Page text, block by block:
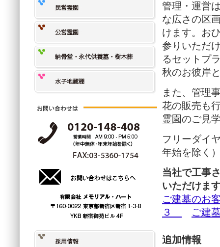
管理・運営
な広さの区
けます。お
参りいただ
るセットプ
秋のお彼岸
また、管理
花の販売も
霊園のご見
フリーダ
年始を除く
当社で工事
いただけま
ご建墓のお
３
ご建
追加情報